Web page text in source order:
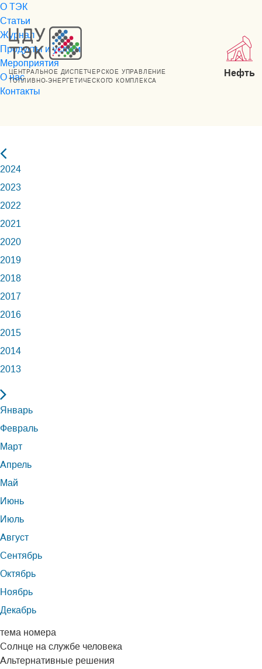
ЦЕНТРАЛЬНОЕ ДИСПЕТЧЕРСКОЕ УПРАВЛЕНИЕ
ТОПЛИВНО-ЭНЕРГЕТИЧЕСКОГО КОМПЛЕКСА
Нефть
О ТЭК
Статьи
Журнал
Продукты и услуги
Мероприятия
О нас
Контакты
2024
2023
2022
2021
2020
2019
2018
2017
2016
2015
2014
2013
Январь
Февраль
Март
Апрель
Май
Июнь
Июль
Август
Сентябрь
Октябрь
Ноябрь
Декабрь
тема номера
Солнце на службе человека
Альтернативные решения